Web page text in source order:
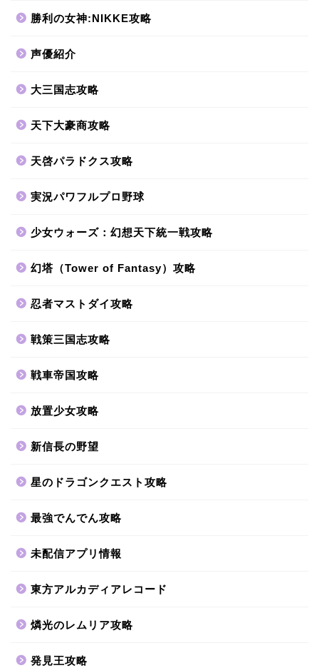
勝利の女神:NIKKE攻略
声優紹介
大三国志攻略
天下大豪商攻略
天啓パラドクス攻略
実況パワフルプロ野球
少女ウォーズ：幻想天下統一戦攻略
幻塔（Tower of Fantasy）攻略
忍者マストダイ攻略
戦策三国志攻略
戦車帝国攻略
放置少女攻略
新信長の野望
星のドラゴンクエスト攻略
最強でんでん攻略
未配信アプリ情報
東方アルカディアレコード
燐光のレムリア攻略
発見王攻略